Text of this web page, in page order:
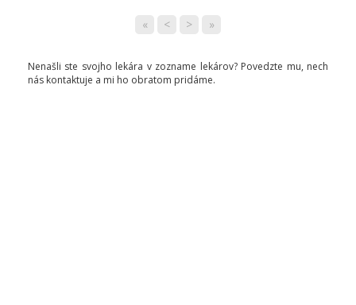
« < > »
Nenašli ste svojho lekára v zozname lekárov? Povedzte mu, nech
nás kontaktuje a mi ho obratom pridáme.